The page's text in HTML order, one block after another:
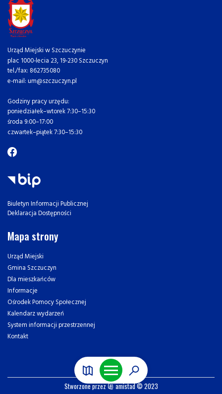
Urząd Miejski w Szczuczynie
plac 1000-lecia 23, 19-230 Szczuczyn
tel./fax: 862735080
e-mail: um@szczuczyn.pl
Godziny pracy urzędu:
poniedziałek–wtorek 7:30–15:30
środa 9:00–17:00
czwartek–piątek 7:30–15:30
Biuletyn Informacji Publicznej
Deklaracja Dostępności
Mapa strony
Urząd Miejski
Gmina Szczuczyn
Dla mieszkańców
Informacje
Ośrodek Pomocy Społecznej
Kalendarz wydarzeń
System informacji przestrzennej
Kontakt
Stworzone przez amistad© 2023